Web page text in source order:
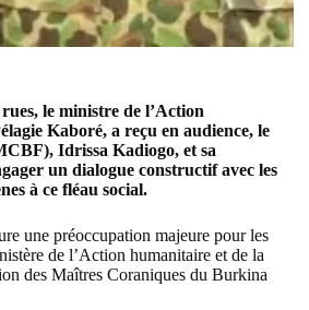
le ministre de l’Action
Kaboré, a reçu en audience, le
Idrissa Kadiogo, et sa
un dialogue constructif avec les
à ce fléau social.
une préoccupation majeure pour les
de l’Action humanitaire et de la
des Maîtres Coraniques du Burkina